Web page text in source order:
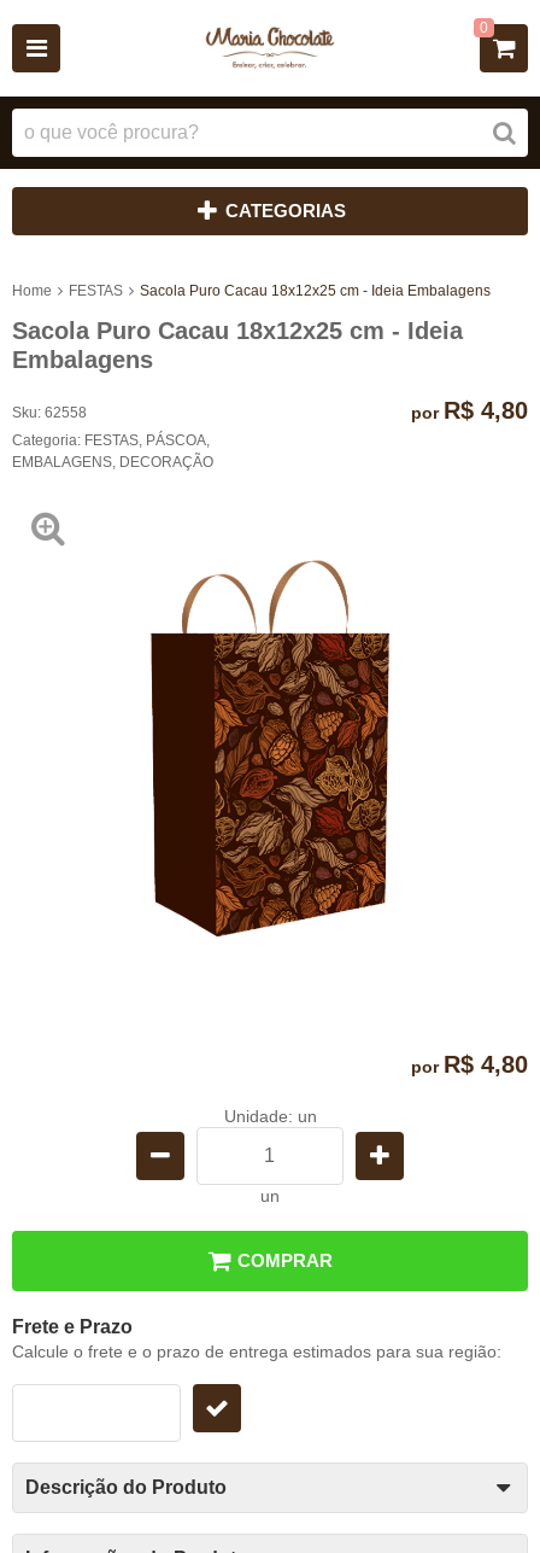
0
CATEGORIAS
Home FESTAS Sacola Puro Cacau 18x12x25 cm - Ideia Embalagens
Sacola Puro Cacau 18x12x25 cm - Ideia
Embalagens
Sku: 62558
Categoria: FESTAS PÁSCOA
EMBALAGENS DECORAÇÃO
por R$ 4,80
por R$ 4,80
Unidade: un
un
COMPRAR
Frete e Prazo
Calcule o frete e o prazo de entrega estimados para sua região:
Descrição do Produto